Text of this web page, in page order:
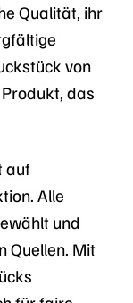
Qualität, ihr
von
das
auf
Alle
und
Quellen. Mit